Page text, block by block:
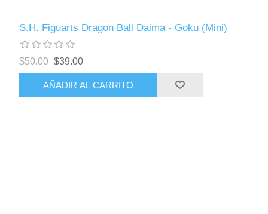
S.H. Figuarts Dragon Ball Daima - Goku (Mini)
$50.00 $39.00
AÑADIR AL CARRITO